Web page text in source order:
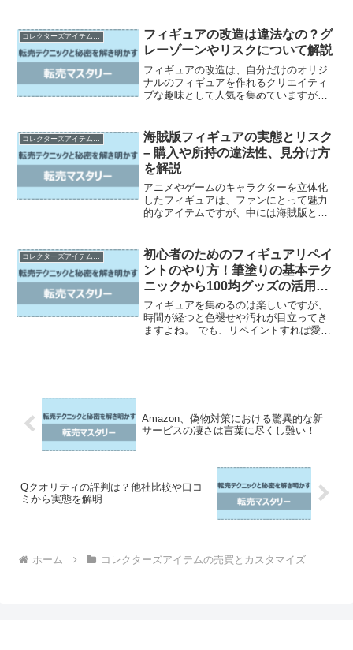
品の特徴を知ることが大切です。 この記
事では、せどり初心者の...
コレクターズアイテムの売買とカスタマイズ
フィギュアの改造は違法なの？グ
レーゾーンやリスクについて解説
フィギュアの改造は、自分だけのオリジ
ナルのフィギュアを作れるクリエイティ
ブな趣味として人気を集めていますが、
な観点、そしてリスクや注意点など、フ
ィギュア改造に関する疑...
海賊版フィギュアの実態とリスク
– 購入や所持の違法性、見分け方
を解説
アニメやゲームのキャラクターを立体化
したフィギュアは、ファンにとって魅力
的なアイテムですが、中には海賊版と呼
で手に入りやすいものの、質の低さや違
法性など、さまざまな問...
コレクターズアイテムの売買とカスタマイズ
初心者のためのフィギュアリペイ
ントのやり方！筆塗りの基本テク
ニックから100均グッズの活用ま
で徹底解説
フィギュアを集めるのは楽しいですが、
時間が経つと色褪せや汚れが目立ってき
ますよね。 でも、リペイントすれば愛着
Amazon、偽物対策における驚異的な新
サービスの凄さは言葉に尽くし難い！
Qクオリティの評判は？他社比較や口コ
ミから実態を解明
ホーム コレクターズアイテムの売買とカスタマイズ